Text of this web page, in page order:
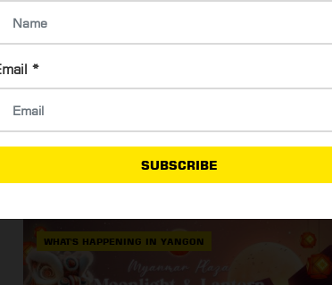
*
SUBSCRIBE
Content Writer တွေ ဆုံကြမဲ့ပွဲ
16 Oct, 2025
Content Writer တွေ ဆုံကြမဲ့ပွဲ
WHAT'S HAPPENING IN YANGON